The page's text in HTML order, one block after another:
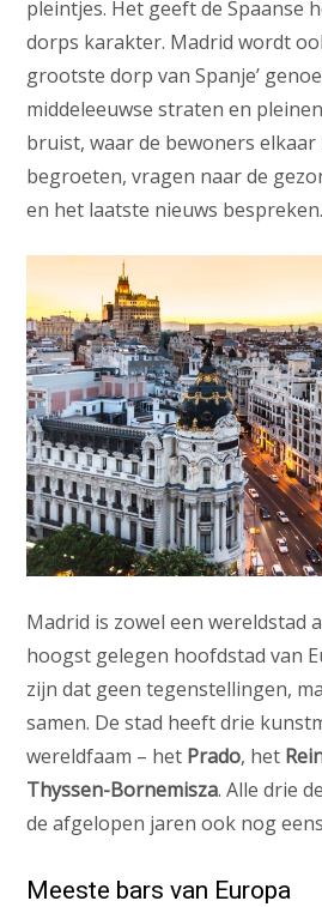
pleintjes. Het geeft de Spaanse
dorps karakter. Madrid wordt
grootste dorp van Spanje’
middeleeuwse straten en
bruist, waar de bewoners
begroeten, vragen naar de
en het laatste nieuws bespreken.
Madrid is zowel een wereldstad
hoogst gelegen hoofdstad van
zijn dat geen tegenstellingen,
samen. De stad heeft drie
wereldfaam – het Prado, het
Thyssen-Bornemisza. Alle drie
de afgelopen jaren ook nog
Meeste bars van Europa